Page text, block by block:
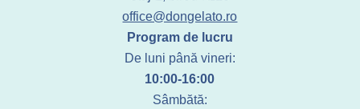
office@dongelato.ro
Program de lucru
De luni până vineri:
10:00-16:00
Sâmbătă: